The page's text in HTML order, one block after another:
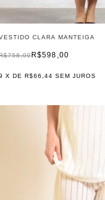
CLARA MANTEIGA
R$598,00
X DE R$66,44 SEM JUROS